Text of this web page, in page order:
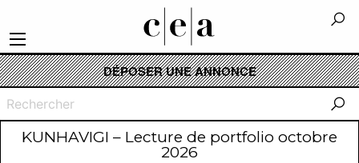
DÉPOSER UNE ANNONCE
Recherche
KUNHAVIGI – Lecture de portfolio octobre
2026